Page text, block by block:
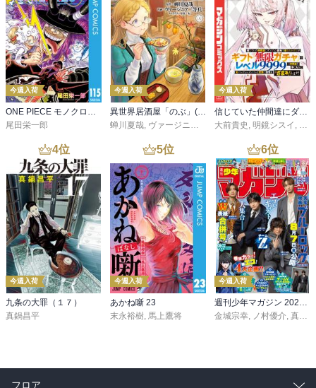
今週入荷
ONE PIECE モノクロ版 115
尾田栄一郎
今週入荷
異世界居酒屋「のぶ」(22)
蝉川夏哉, ヴァージニア二等兵 ,転
今週入荷
信じていた仲間達にダンジョン奥地で殺されかけたがギフト『無限ガチャ』でレベル９９９９の仲間達を手に入れて元パーティーメンバーと世界に復讐＆『ざまぁ！』します！（２３）
大前貴史 , 明鏡シスイ , ｔ
4位
今週入荷
九条の大罪（１７）
真鍋昌平
5位
今週入荷
あかね噺 23
末永裕樹, 馬上鷹将
6位
今週入荷
週刊少年マガジン 2026年36・37号[2026年8月5日発売]
金城宗幸, ノ村優介, 真島ヒロ
フロア